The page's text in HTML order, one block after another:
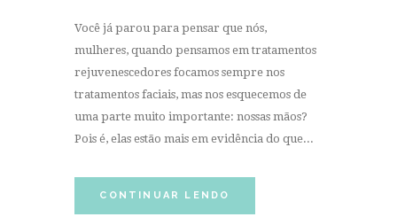
Você já parou para pensar que nós,
mulheres, quando pensamos em tratamentos
rejuvenescedores focamos sempre nos
tratamentos faciais, mas nos esquecemos de
uma parte muito importante: nossas mãos?
Pois é, elas estão mais em evidência do que...
CONTINUAR LENDO